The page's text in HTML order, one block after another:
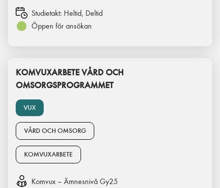
Studietakt: Heltid, Deltid
Öppen för ansökan
VUX
KOMVUXARBETE VÅRD OCH
OMSORGSPROGRAMMET
VÅRD OCH OMSORG
KOMVUXARBETE
Komvux – Ämnesnivå Gy25